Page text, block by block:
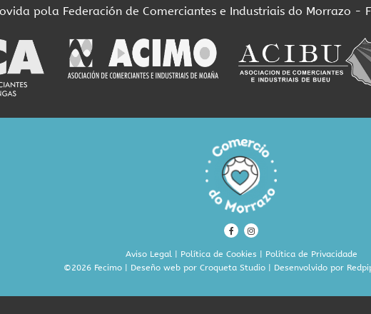
pola Federación de Comerciantes e Industriais do Morrazo -
Aviso Legal| Política de Cookies | Política de Privacidade
©2026 Fecimo | Deseño web por Croqueta Studio| Desenvolvido por